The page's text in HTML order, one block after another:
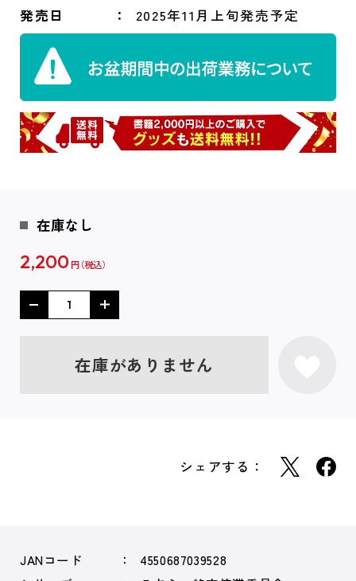
発売日 2025年11月上旬発売予定
在庫なし
2,200 円
在庫がありません
シェアする：
JANコード
4550687039528